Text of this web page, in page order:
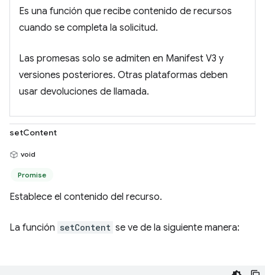
Es una función que recibe contenido de recursos
cuando se completa la solicitud.
Las promesas solo se admiten en Manifest V3 y
versiones posteriores. Otras plataformas deben
usar devoluciones de llamada.
setContent
void
Promise
Establece el contenido del recurso.
La función setContent se ve de la siguiente manera: